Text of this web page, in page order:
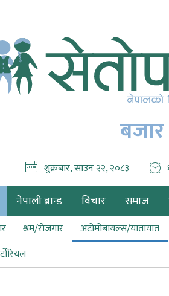
बजार
शुक्रबार, साउन २२, २०८३
नेपाली ब्रान्ड विचार समाज
श्रम/रोजगार अटोमोबायल्स/यातायात